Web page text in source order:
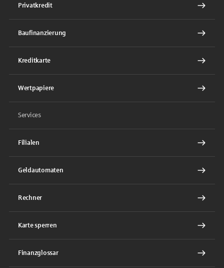
Privatkredit
Baufinanzierung
Kreditkarte
Wertpapiere
Services
Filialen
Geldautomaten
Rechner
Karte sperren
Finanzglossar